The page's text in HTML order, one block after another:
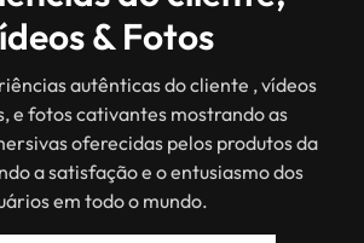
& Fotos
autênticas do cliente , vídeos
e fotos cativantes mostrando as
oferecidas pelos produtos da
a satisfação e o entusiasmo dos
em todo o mundo.